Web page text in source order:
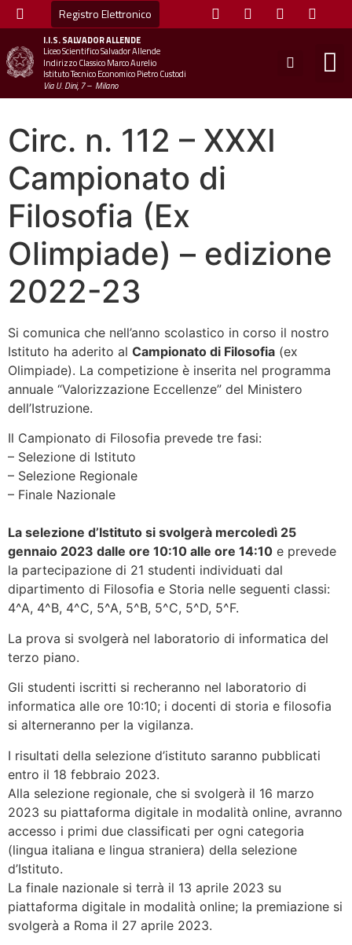
Registro Elettronico
I.I.S.SALVADOR ALLENDE
Liceo Scientifico Salvador Allende
Indirizzo Classico Marco Aurelio
Istituto Tecnico Economico Pietro Custodi
Via U. Dini, 7 – Milano
Circ. n. 112 – XXXI
Campionato di
Filosofia (Ex
Olimpiade) – edizione
2022-23
Si comunica che nell’anno scolastico in corso il nostro
Istituto ha aderito al Campionato di Filosofia (ex
Olimpiade). La competizione è inserita nel programma
annuale “Valorizzazione Eccellenze” del Ministero
dell’Istruzione.
Il Campionato di Filosofia prevede tre fasi:
– Selezione di Istituto
– Selezione Regionale
– Finale Nazionale
La selezione d’Istituto si svolgerà mercoledì 25
gennaio 2023 dalle ore 10:10 alle ore 14:10 e prevede
la partecipazione di 21 studenti individuati dal
dipartimento di Filosofia e Storia nelle seguenti classi:
4^A, 4^B, 4^C, 5^A, 5^B, 5^C, 5^D, 5^F.
La prova si svolgerà nel laboratorio di informatica del
terzo piano.
Gli studenti iscritti si recheranno nel laboratorio di
informatica alle ore 10:10; i docenti di storia e filosofia
si alterneranno per la vigilanza.
I risultati della selezione d’istituto saranno pubblicati
entro il 18 febbraio 2023.
Alla selezione regionale, che si svolgerà il 16 marzo
2023 su piattaforma digitale in modalità online, avranno
accesso i primi due classificati per ogni categoria
(lingua italiana e lingua straniera) della selezione
d’Istituto.
La finale nazionale si terrà il 13 aprile 2023 su
piattaforma digitale in modalità online; la premiazione si
svolgerà a Roma il 27 aprile 2023.